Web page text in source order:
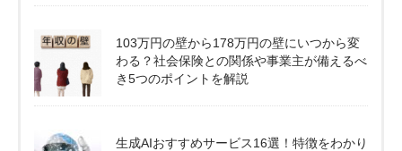
103万円の壁から178万円の壁にいつから変
わる？社会保険との関係や事業主が備えるべ
き5つのポイントを解説
生成AIおすすめサービス16選！特徴をわかり